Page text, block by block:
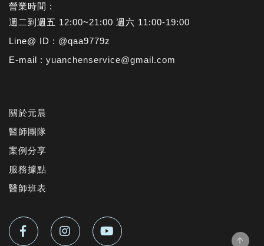
營業時間 :
週二到週五 12:00~21:00 週六 11:00-19:00
Line@ ID : @qaa9779z
E-mail : yuanchenservice@gmail.com
關於元晨
醫師團隊
案例分享
服務據點
醫師班表